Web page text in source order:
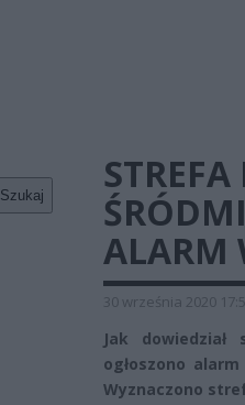
Szukaj
ALARM
30 września 2020
Jak
ogłoszono
Wyznaczono